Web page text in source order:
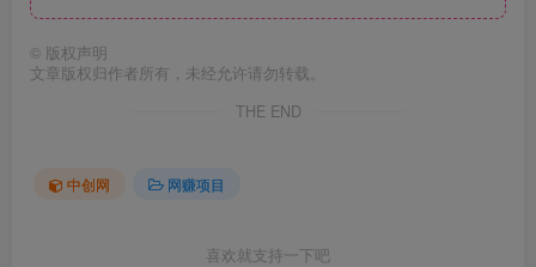
© 版权声明
文章版权归作者所有，未经允许请勿转载。
THE END
中创网 网赚项目
喜欢就支持一下吧